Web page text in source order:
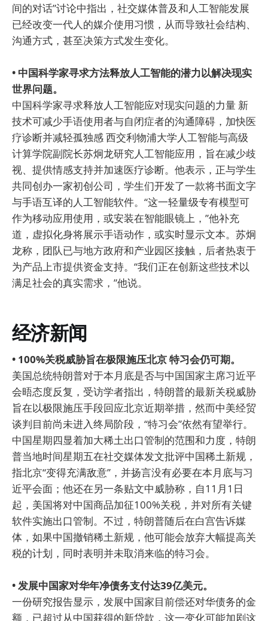
间的对话”讨论中指出，社交媒体普及和人工智能发展
已经改变一代人的媒介使用习惯，从而导致社会结构、
沟通方式，甚至决策方式发生变化。
• 中国科学家寻求方法释放人工智能的潜力以解决现实
世界问题。
中国科学家寻求释放人工智能应对现实问题的力量 新
技术可减少手语使用者与自闭症者的沟通障碍，加快医
疗诊断并减轻孤独感 西交利物浦大学人工智能与高级
计算学院副院长苏炯龙研究人工智能应用，旨在减少歧
视、提供情感支持并加速医疗诊断。他表示，正与学生
共同创办一家初创公司，学生们开发了一款将书面文字
与手语互译的人工智能软件。“这一轻量级专有模型可
作为移动应用使用，或安装在智能眼镜上，”他补充
道，虚拟化身将展示手语动作，或实时显示文本。苏炯
龙称，团队已与地方政府和产业园区接触，后者热衷于
为产品上市提供资金支持。“我们正在创新这些技术以
满足社会的真实需求，”他说。
经济新闻
• 100%关税威胁旨在极限施压北京 特习会仍可期。
美国总统特朗普对于本月底是否与中国国家主席习近平
会晤态度反复，受访学者指出，特朗普的最新关税威胁
旨在以极限施压手段回应北京近期举措，然而中美经贸
谈判目前尚未进入终局阶段，“特习会”依然有望举行。
中国星期四显着加大稀土出口管制的范围和力度，特朗
普当地时间星期五在社交媒体发文批评中国稀土新规，
指北京“变得充满敌意”，并扬言没有必要在本月底与习
近平会面；他还在另一条贴文中威胁称，自11月1日
起，美国将对中国商品加征100%关税，并对所有关键
软件实施出口管制。不过，特朗普随后在白宫告诉媒
体，如果中国撤销稀土新规，他可能会放弃大幅提高关
税的计划，同时表明并未取消来临的特习会。
• 发展中国家对华年净债务支付达39亿美元。
一份研究报告显示，发展中国家目前偿还对华债务的金
额，已超过从中国获得的新贷款，这一变化可能加剧这